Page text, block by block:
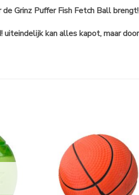
Grinz Puffer Fish Fetch Ball brengt!
kan alles kapot, maar